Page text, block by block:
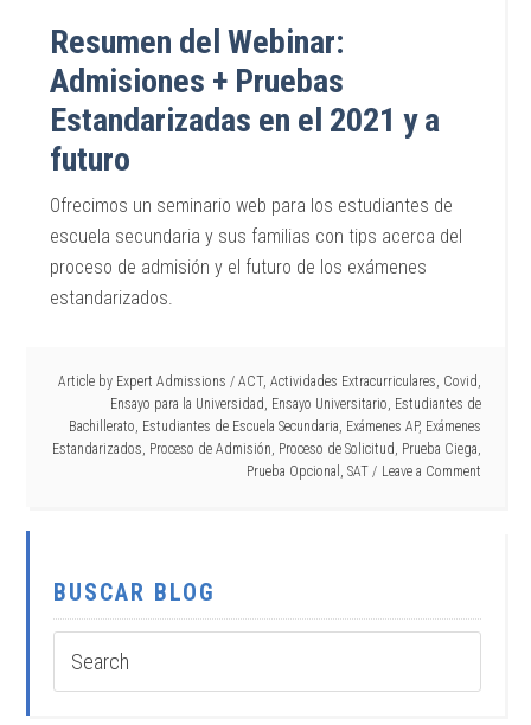
Resumen del Webinar:
Admisiones + Pruebas
Estandarizadas en el 2021 y a
futuro
Ofrecimos un seminario web para los estudiantes de
escuela secundaria y sus familias con tips acerca del
proceso de admisión y el futuro de los exámenes
estandarizados.
Article by Expert Admissions / ACT, Actividades Extracurriculares, Covid,
Ensayo para la Universidad, Ensayo Universitario, Estudiantes de
Bachillerato, Estudiantes de Escuela Secundaria, Exámenes AP, Exámenes
Estandarizados, Proceso de Admisión, Proceso de Solicitud, Prueba Ciega,
Prueba Opcional , SAT Leave a Comment
BUSCAR BLOG